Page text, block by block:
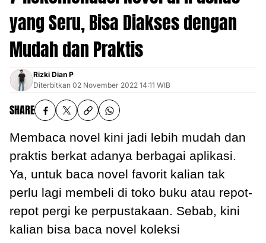
yang Seru, Bisa Diakses dengan
Mudah dan Praktis
Rizki Dian P
Diterbitkan 02 November 2022 14:11 WIB
SHARE
Membaca novel kini jadi lebih mudah dan
praktis berkat adanya berbagai aplikasi.
Ya, untuk baca novel favorit kalian tak
perlu lagi membeli di toko buku atau repot-
repot pergi ke perpustakaan. Sebab, kini
kalian bisa baca novel koleksi